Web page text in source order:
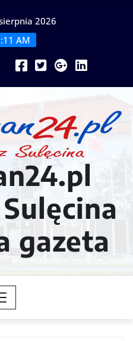
2026
AM
gazeta